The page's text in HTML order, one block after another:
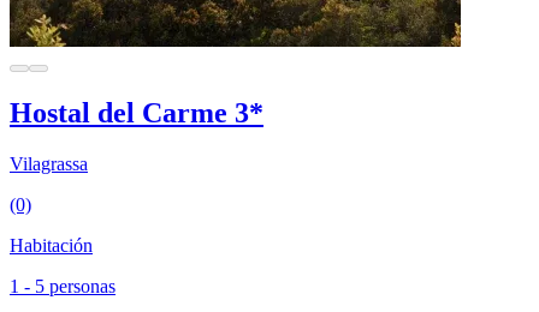
Hostal del Carme 3*
Vilagrassa
(0)
Habitación
1 - 5 personas